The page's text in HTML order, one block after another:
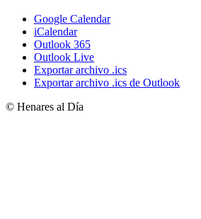
Google Calendar
iCalendar
Outlook 365
Outlook Live
Exportar archivo .ics
Exportar archivo .ics de Outlook
© Henares al Día